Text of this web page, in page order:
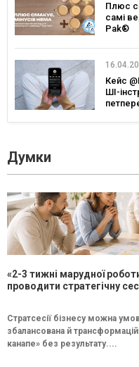
Плюс
самі
Pak®
Кейс
ШІ-
Думки
«2-3 тижні марудної
проводити стратегічну
Стратсесії бізнесу можна
збалансована й
канапе» без результату....